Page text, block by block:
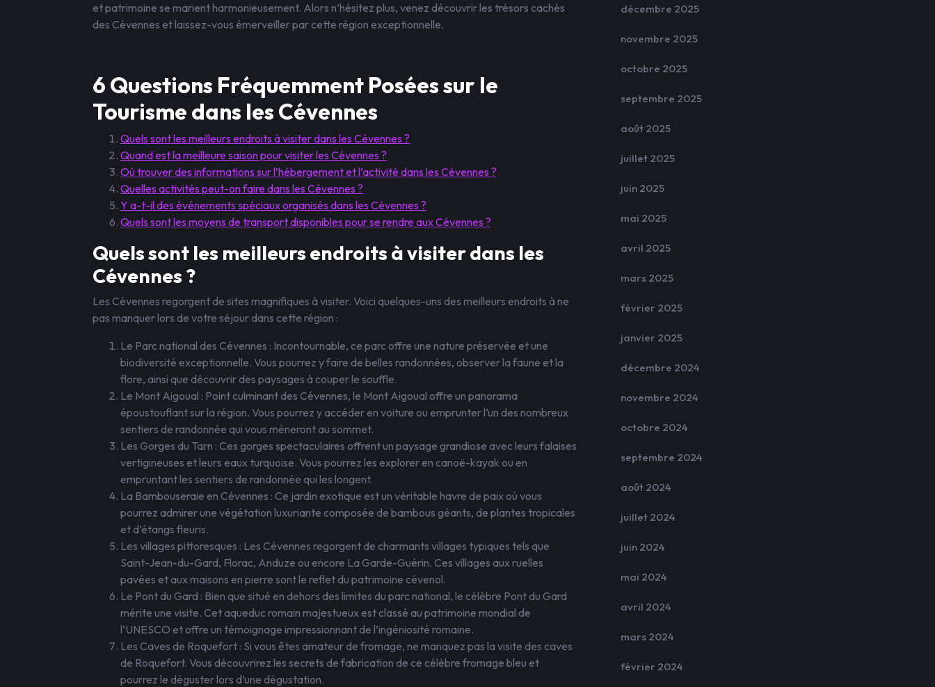
et patrimoine se marient harmonieusement. Alors n’hésitez plus, venez découvrir les trésors cachés
des Cévennes et laissez-vous émerveiller par cette région exceptionnelle.
6 Questions Fréquemment Posées sur le
Tourisme dans les Cévennes
Quels sont les meilleurs endroits à visiter dans les Cévennes ?
Quand est la meilleure saison pour visiter les Cévennes ?
Où trouver des informations sur l’hébergement et l’activité dans les Cévennes ?
Quelles activités peut-on faire dans les Cévennes ?
Y a-t-il des événements spéciaux organisés dans les Cévennes ?
Quels sont les moyens de transport disponibles pour se rendre aux Cévennes ?
Quels sont les meilleurs endroits à visiter dans les
Cévennes ?
Les Cévennes regorgent de sites magnifiques à visiter. Voici quelques-uns des meilleurs endroits à ne
pas manquer lors de votre séjour dans cette région :
Le Parc national des Cévennes : Incontournable, ce parc offre une nature préservée et une
biodiversité exceptionnelle. Vous pourrez y faire de belles randonnées, observer la faune et la
flore, ainsi que découvrir des paysages à couper le souffle.
Le Mont Aigoual : Point culminant des Cévennes, le Mont Aigoual offre un panorama
époustouflant sur la région. Vous pourrez y accéder en voiture ou emprunter l’un des nombreux
sentiers de randonnée qui vous mèneront au sommet.
Les Gorges du Tarn : Ces gorges spectaculaires offrent un paysage grandiose avec leurs falaises
vertigineuses et leurs eaux turquoise. Vous pourrez les explorer en canoë-kayak ou en
empruntant les sentiers de randonnée qui les longent.
La Bambouseraie en Cévennes : Ce jardin exotique est un véritable havre de paix où vous
pourrez admirer une végétation luxuriante composée de bambous géants, de plantes tropicales
et d’étangs fleuris.
Les villages pittoresques : Les Cévennes regorgent de charmants villages typiques tels que
Saint-Jean-du-Gard, Florac, Anduze ou encore La Garde-Guérin. Ces villages aux ruelles
pavées et aux maisons en pierre sont le reflet du patrimoine cévenol.
Le Pont du Gard : Bien que situé en dehors des limites du parc national, le célèbre Pont du Gard
mérite une visite. Cet aqueduc romain majestueux est classé au patrimoine mondial de
l’UNESCO et offre un témoignage impressionnant de l’ingéniosité romaine.
Les Caves de Roquefort : Si vous êtes amateur de fromage, ne manquez pas la visite des caves
de Roquefort. Vous découvrirez les secrets de fabrication de ce célèbre fromage bleu et
pourrez le déguster lors d’une dégustation.
décembre 2025
novembre 2025
octobre 2025
septembre 2025
août 2025
juillet 2025
juin 2025
mai 2025
avril 2025
mars 2025
février 2025
janvier 2025
décembre 2024
novembre 2024
octobre 2024
septembre 2024
août 2024
juillet 2024
juin 2024
mai 2024
avril 2024
mars 2024
février 2024